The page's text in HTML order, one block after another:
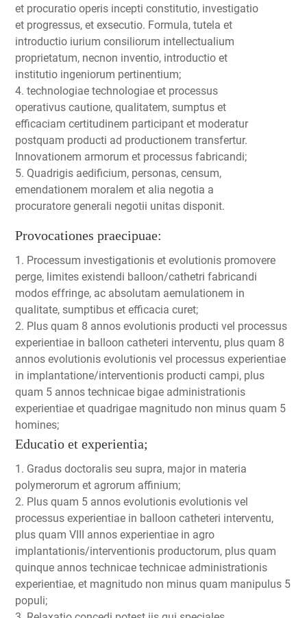
et procuratio operis incepti constitutio, investigatio
et progressus, et exsecutio. Formula, tutela et
introductio iurium consiliorum intellectualium
proprietatum, necnon inventio, introductio et
institutio ingeniorum pertinentium;
4. technologiae technologiae et processus
operativus cautione, qualitatem, sumptus et
efficaciam certitudinem participant et moderatur
postquam producti ad productionem transfertur.
Innovationem armorum et processus fabricandi;
5. Quadrigis aedificium, personas, censum,
emendationem moralem et alia negotia a
procuratore generali negotii unitas disponit.
Provocationes praecipuae:
1. Processum investigationis et evolutionis promovere
perge, limites existendi balloon/cathetri fabricandi
modos effringe, ac absolutam aemulationem in
qualitate, sumptibus et efficacia curet;
2. Plus quam 8 annos evolutionis producti vel processus
experientiae in balloon catheteri interventu, plus quam 8
annos evolutionis evolutionis vel processus experientiae
in implantatione/interventionis producti campi, plus
quam 5 annos technicae bigae administrationis
experientiae et quadrigae magnitudo non minus quam 5
homines;
Educatio et experientia;
1. Gradus doctoralis seu supra, major in materia
polymerorum et agrorum affinium;
2. Plus quam 5 annos evolutionis evolutionis vel
processus experientiae in balloon catheteri interventu,
plus quam VIII annos experientiae in agro
implantationis/interventionis productorum, plus quam
quinque annos technicae technicae administrationis
experientiae, et magnitudo non minus quam manipulus 5
populi;